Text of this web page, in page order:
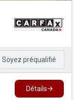
Soyez préqualifié
Détails